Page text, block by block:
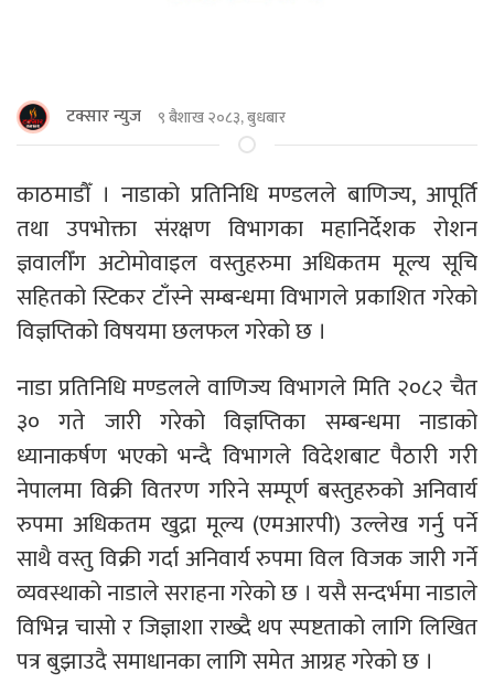
टक्सार न्युज ९ बैशाख २०८३, बुधबार
काठमाडौँ । नाडाको प्रतिनिधि मण्डलले बाणिज्य, आपूर्ति
तथा उपभोक्ता संरक्षण विभागका महानिर्देशक रोशन
ज्ञवालीँंग अटोमोवाइल वस्तुहरुमा अधिकतम मूल्य सूचि
सहितको स्टिकर टाँस्ने सम्बन्धमा विभागले प्रकाशित गरेको
विज्ञप्तिको विषयमा छलफल गरेको छ ।
नाडा प्रतिनिधि मण्डलले वाणिज्य विभागले मिति २०८२ चैत
३० गते जारी गरेको विज्ञप्तिका सम्बन्धमा नाडाको
ध्यानाकर्षण भएको भन्दै विभागले विदेशबाट पैठारी गरी
नेपालमा विक्री वितरण गरिने सम्पूर्ण बस्तुहरुको अनिवार्य
रुपमा अधिकतम खुद्रा मूल्य (एमआरपी) उल्लेख गर्नु पर्ने
साथै वस्तु विक्री गर्दा अनिवार्य रुपमा विल विजक जारी गर्ने
व्यवस्थाको नाडाले सराहना गरेको छ । यसै सन्दर्भमा नाडाले
विभिन्न चासो र जिज्ञाशा राख्दै थप स्पष्टताको लागि लिखित
पत्र बुझाउदै समाधानका लागि समेत आग्रह गरेको छ ।